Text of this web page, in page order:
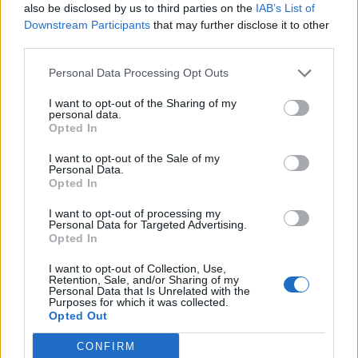
also be disclosed by us to third parties on the IAB’s List of
Downstream Participants that may further disclose it to other
Personal Data Processing Opt Outs
I want to opt-out of the Sharing of my
personal data.
Opted In
I want to opt-out of the Sale of my
Personal Data.
Opted In
I want to opt-out of processing my
Personal Data for Targeted Advertising.
Opted In
I want to opt-out of Collection, Use,
Retention, Sale, and/or Sharing of my
Personal Data that Is Unrelated with the
Purposes for which it was collected.
Opted Out
CONFIRM